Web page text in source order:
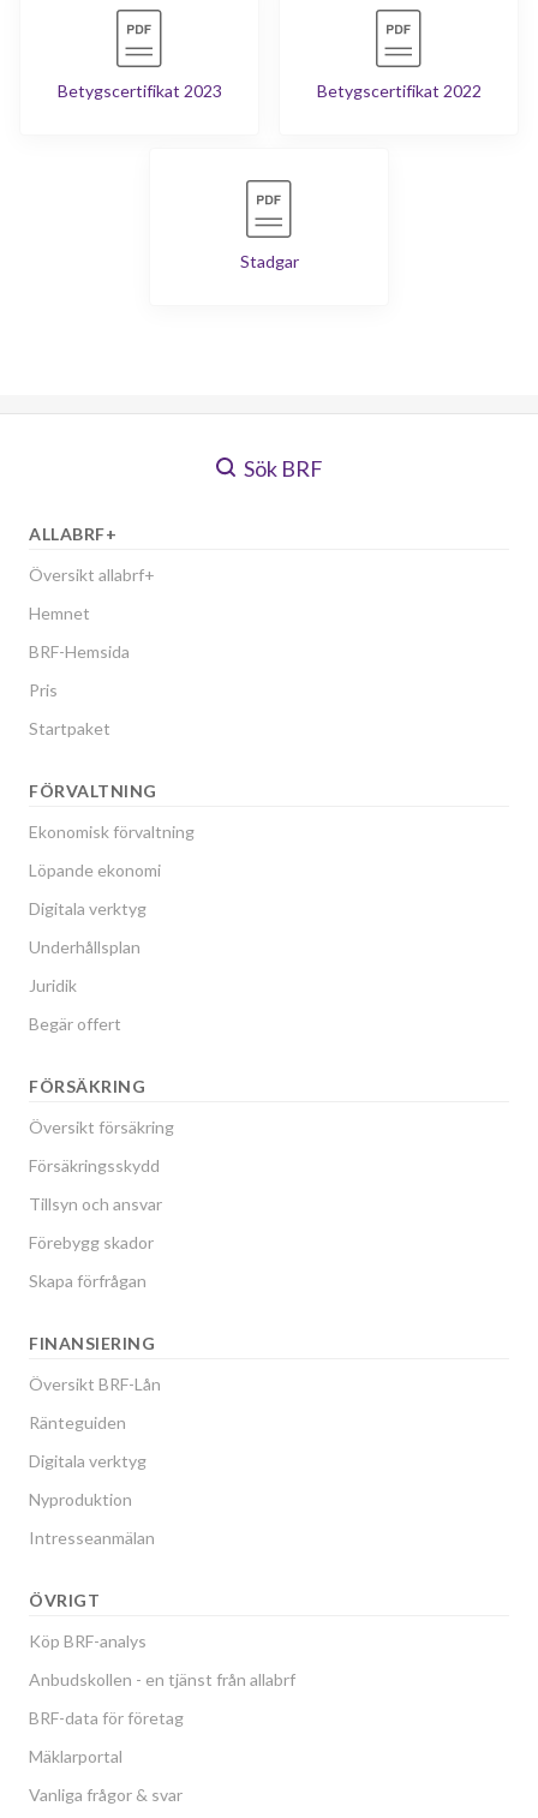
Betygscertifikat 2023 Betygscertifikat 2022
Stadgar
Sök BRF
ALLABRF+
Översikt allabrf+
Hemnet
BRF-Hemsida
Pris
Startpaket
FÖRVALTNING
Ekonomisk förvaltning
Löpande ekonomi
Digitala verktyg
Underhållsplan
Juridik
Begär offert
FÖRSÄKRING
Översikt försäkring
Försäkringsskydd
Tillsyn och ansvar
Förebygg skador
Skapa förfrågan
FINANSIERING
Översikt BRF-Lån
Ränteguiden
Digitala verktyg
Nyproduktion
Intresseanmälan
ÖVRIGT
Köp BRF-analys
Anbudskollen - en tjänst från allabrf
BRF-data för företag
Mäklarportal
Vanliga frågor & svar